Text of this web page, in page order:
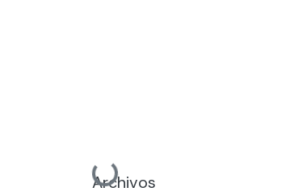
Cargando...
Archivos